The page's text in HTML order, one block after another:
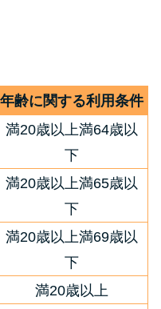
ックでも審査に通
ラックか確かめる
クどっちがいい
ーンの選び方を徹
済方法を徹底解
便利でお得な返済
年齢に関する利用条件
満20歳以上満64歳以
下
満20歳以上満65歳以
下
満20歳以上満69歳以
下
満20歳以上